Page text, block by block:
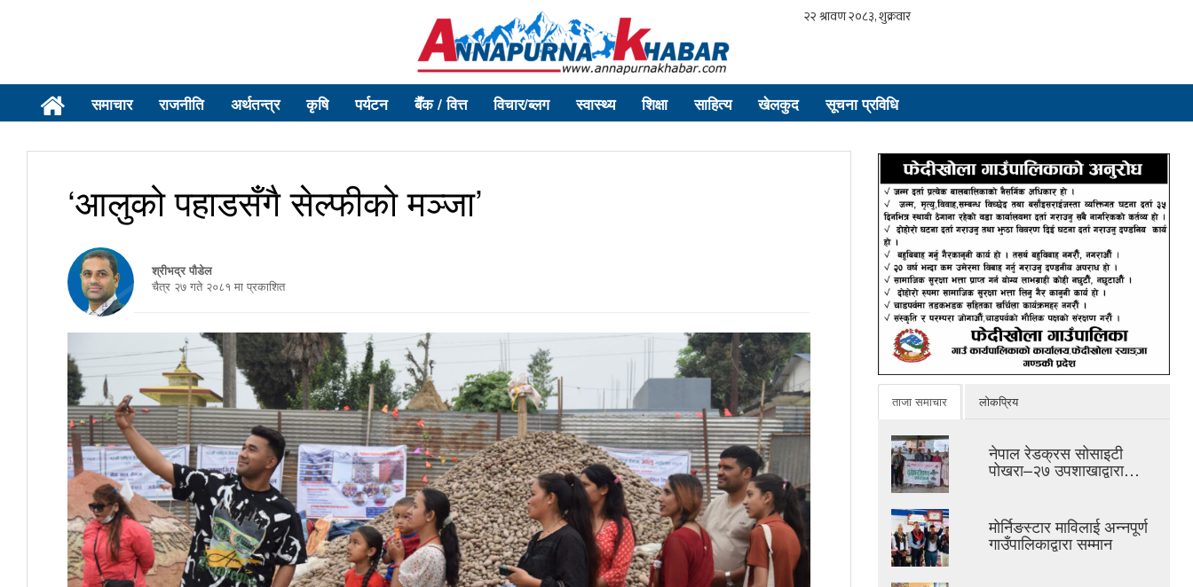
समाचार राजनीति अर्थतन्त्र कृषि पर्यटन बैँक / वित्त विचार/ब्लग स्वास्थ्य शिक्षा साहित्य खेलकुद सूचना प्रविधि
‘आलुको पहाडसँगै सेल्फीको मञ्जा’
श्रीभद्र पौडेल
चैत्र २७ गते २०८१ मा प्रकाशित
ताजा समाचार लोकप्रिय
नेपाल रेडक्रस सोसाइटी
पोखरा–२७ उपशाखाद्वारा…
मोर्निङस्टार माविलाई अन्नपूर्ण
गाउँपालिकाद्वारा सम्मान